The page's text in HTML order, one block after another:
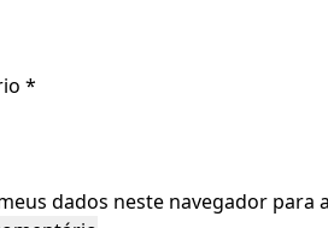
*
dados neste navegador para